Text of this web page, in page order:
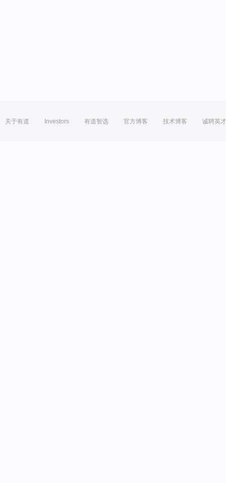
关于有道 Investors 有道智选 官方博客 技术博客 诚聘英才